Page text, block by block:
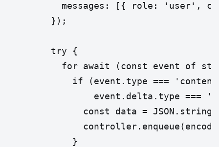
messages: [{ role: 'user',
        });
        try {
for await (const event of
if (event.type ===
event.delta.type ===
const data =
            }